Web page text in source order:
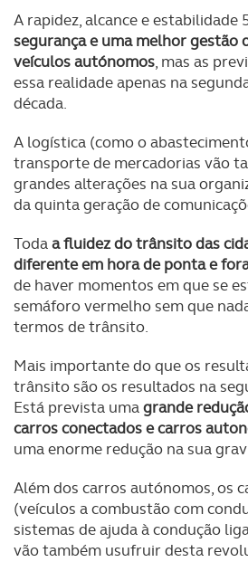
A rapidez, alcance e estabilidade
segurança e uma melhor gestão
veículos autónomos, mas as
essa realidade apenas na
década.
A logística (como o
transporte de mercadorias vão
grandes alterações na sua
da quinta geração de
Todaa fluidez do trânsito das
diferente em hora de ponta e
de haver momentos em que se
semáforo vermelho sem que
termos de trânsito.
Mais importante do que os
trânsito são os resultados na
Está prevista umagrande
carros conectados e carros
uma enorme redução na sua
Além dos carros autónomos, os
(veículos a combustão com
sistemas de ajuda à condução
vão também usufruir desta